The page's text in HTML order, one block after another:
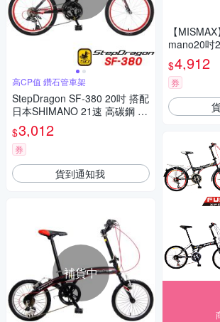
高CP值 鑽石管車架
StepDragon SF-380 20吋 搭配
日本SHIMANO 21速 高碳鋼 折
疊腳踏車
$3,012
券
貨到通知我
補貨中
【
mano20吋
$4,912
券